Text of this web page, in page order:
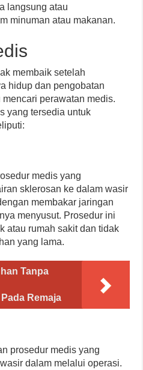
langsung atau
minuman atau makanan.
membaik setelah
hidup dan pengobatan
perawatan medis.
yang tersedia untuk
medis yang
sklerosan ke dalam wasir
membakar jaringan
menyusut. Prosedur ini
atau rumah sakit dan tidak
yang lama.
Tanpa
Remaja
prosedur medis yang
dalam melalui operasi.